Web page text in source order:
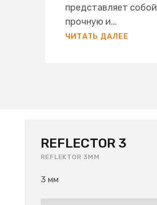
представляет собой
прочную и...
ЧИТАТЬ ДАЛЕЕ
REFLECTOR 3
REFLEKTOR 3MM
3 мм